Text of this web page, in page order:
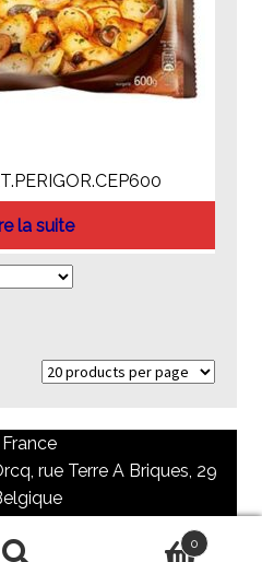
la suite
rue Terre A Briques, 29
0